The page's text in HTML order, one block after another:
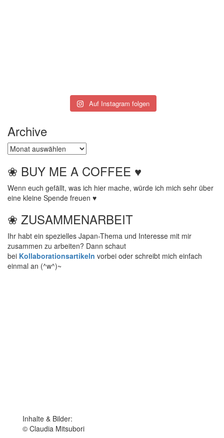
Auf Instagram folgen
Archive
Archive
❀ BUY ME A COFFEE ♥
Wenn euch gefällt, was ich hier mache, würde ich mich sehr über
eine kleine Spende freuen ♥
❀ ZUSAMMENARBEIT
Ihr habt ein spezielles Japan-Thema und Interesse mit mir
zusammen zu arbeiten? Dann schaut
bei Kollaborationsartikeln vorbei oder schreibt mich einfach
einmal an (^w^)~
Inhalte & Bilder:
© Claudia Mitsubori